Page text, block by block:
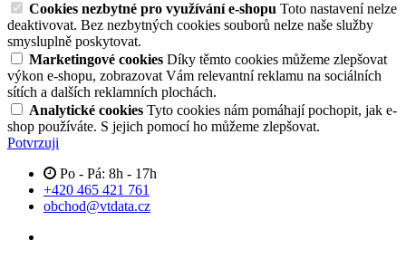
Cookies nezbytné pro využívání e-shopu Toto nastavení nelze
deaktivovat. Bez nezbytných cookies souborů nelze naše služby
smysluplně poskytovat.
Marketingové cookies Díky těmto cookies můžeme zlepšovat
výkon e-shopu, zobrazovat Vám relevantní reklamu na sociálních
sítích a dalších reklamních plochách.
Analytické cookies Tyto cookies nám pomáhají pochopit, jak e-
shop používáte. S jejich pomocí ho můžeme zlepšovat.
Potvrzuji
Po - Pá: 8h - 17h
+420 465 421 761
obchod@vtdata.cz